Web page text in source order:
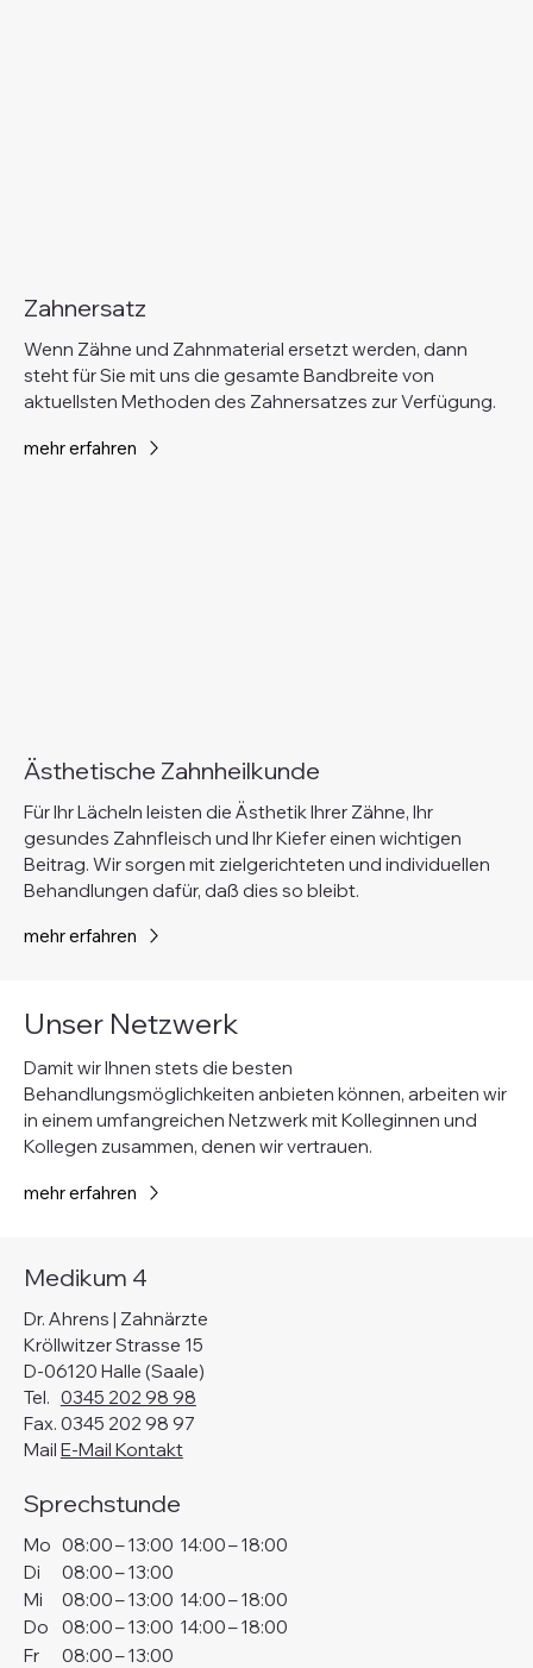
Zahnersatz
Wenn Zähne und Zahnmaterial ersetzt werden, dann
steht für Sie mit uns die gesamte Bandbreite von
aktuellsten Methoden des Zahnersatzes zur Verfügung.
mehr erfahren
Ästhetische Zahnheilkunde
Für Ihr Lächeln leisten die Ästhetik Ihrer Zähne, Ihr
gesundes Zahnfleisch und Ihr Kiefer einen wichtigen
Beitrag. Wir sorgen mit zielgerichteten und individuellen
Behandlungen dafür, daß dies so bleibt.
mehr erfahren
Unser Netzwerk
Damit wir Ihnen stets die besten
Behandlungsmöglichkeiten anbieten können, arbeiten wir
in einem umfangreichen Netzwerk mit Kolleginnen und
Kollegen zusammen, denen wir vertrauen.
mehr erfahren
Medikum 4
Dr. Ahrens | Zahnärzte
Kröllwitzer Strasse 15
D-06120 Halle (Saale)
Tel. 0345 202 98 98
Fax. 0345 202 98 97
Mail E-Mail Kontakt
Sprechstunde
Mo 08:00–13:00 14:00–18:00
Di
08:00–13:00
Mi
08:00–13:00 14:00–18:00
Fr 08:00–13:00
Do 08:00–13:00 14:00–18:00